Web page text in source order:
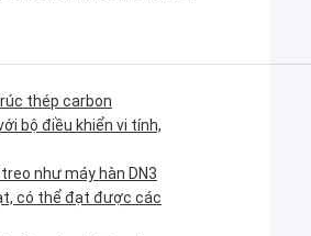
thép carbon
bộ điều khiển vi tính,
như máy hàn DN3
có thể đạt được các